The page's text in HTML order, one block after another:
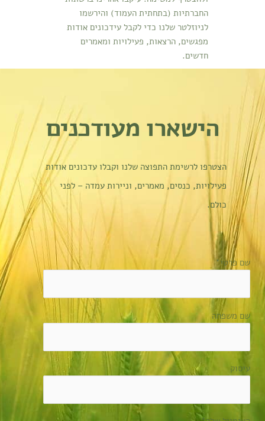
החברתיות (בתחתית העמוד) והירשמו
לניוזלטר שלנו כדי לקבל עידכונים אודות
מפגשים, הרצאות, פעילויות ומאמרים
חדשים.
הישארו מעודכנים
הצטרפו לרשימת התפוצה שלנו וקבלו עדכונים אודות
פעילויות, כנסים, מאמרים, וניירות עמדה – לפני
כולם.
שם פרטי*
שם משפחה
עיסוק